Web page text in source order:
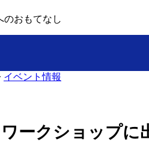
のおもてなし
イベント情報
ークショップに